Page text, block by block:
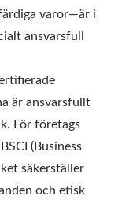
varor—är i
ansvarsfull
är ansvarsfullt
För företags
(Business
säkerställer
och etisk